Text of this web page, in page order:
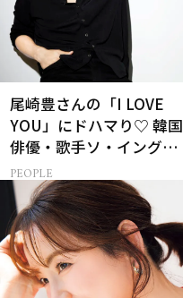
尾崎豊さんの「I LOVE
YOU」にドハマり♡ 韓国
俳優・歌手ソ・イングク
さんの音楽がすべての人
生って？
PEOPLE